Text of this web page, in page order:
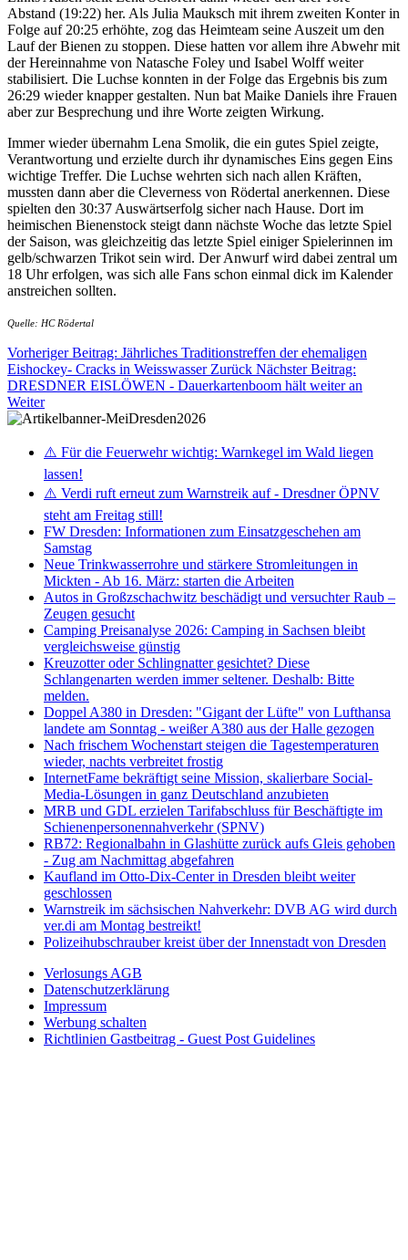
Abstand (19:22) her. Als Julia Mauksch mit ihrem zweiten Konter in
Folge auf 20:25 erhöhte, zog das Heimteam seine Auszeit um den
Lauf der Bienen zu stoppen. Diese hatten vor allem ihre Abwehr mit
der Hereinnahme von Natasche Foley und Isabel Wolff weiter
stabilisiert. Die Luchse konnten in der Folge das Ergebnis bis zum
26:29 wieder knapper gestalten. Nun bat Maike Daniels ihre Frauen
aber zur Besprechung und ihre Worte zeigten Wirkung.
Immer wieder übernahm Lena Smolik, die ein gutes Spiel zeigte,
Verantwortung und erzielte durch ihr dynamisches Eins gegen Eins
wichtige Treffer. Die Luchse wehrten sich nach allen Kräften,
mussten dann aber die Cleverness von Rödertal anerkennen. Diese
spielten den 30:37 Auswärtserfolg sicher nach Hause. Dort im
heimischen Bienenstock steigt dann nächste Woche das letzte Spiel
der Saison, was gleichzeitig das letzte Spiel einiger Spielerinnen im
gelb/schwarzen Trikot sein wird. Der Anwurf wird dabei zentral um
18 Uhr erfolgen, was sich alle Fans schon einmal dick im Kalender
anstreichen sollten.
Quelle: HC Rödertal
Vorheriger Beitrag: Jährliches Traditionstreffen der ehemaligen
Eishockey- Cracks in Weisswasser Zurück Nächster Beitrag:
DRESDNER EISLÖWEN - Dauerkartenboom hält weiter an
Weiter
⚠️ Für die Feuerwehr wichtig: Warnkegel im Wald liegen
lassen!
⚠️ Verdi ruft erneut zum Warnstreik auf - Dresdner ÖPNV
steht am Freitag still!
FW Dresden: Informationen zum Einsatzgeschehen am
Samstag
Neue Trinkwasserrohre und stärkere Stromleitungen in
Mickten - Ab 16. März: starten die Arbeiten
Autos in Großzschachwitz beschädigt und versuchter Raub –
Zeugen gesucht
Camping Preisanalyse 2026: Camping in Sachsen bleibt
vergleichsweise günstig
Kreuzotter oder Schlingnatter gesichtet? Diese
Schlangenarten werden immer seltener. Deshalb: Bitte
melden.
Doppel A380 in Dresden: "Gigant der Lüfte" von Lufthansa
landete am Sonntag - weißer A380 aus der Halle gezogen
Nach frischem Wochenstart steigen die Tagestemperaturen
wieder, nachts verbreitet frostig
InternetFame bekräftigt seine Mission, skalierbare Social-
Media-Lösungen in ganz Deutschland anzubieten
MRB und GDL erzielen Tarifabschluss für Beschäftigte im
Schienenpersonennahverkehr (SPNV)
RB72: Regionalbahn in Glashütte zurück aufs Gleis gehoben
- Zug am Nachmittag abgefahren
Kaufland im Otto-Dix-Center in Dresden bleibt weiter
geschlossen
Warnstreik im sächsischen Nahverkehr: DVB AG wird durch
ver.di am Montag bestreikt!
Polizeihubschrauber kreist über der Innenstadt von Dresden
Verlosungs AGB
Datenschutzerklärung
Impressum
Werbung schalten
Richtlinien Gastbeitrag - Guest Post Guidelines